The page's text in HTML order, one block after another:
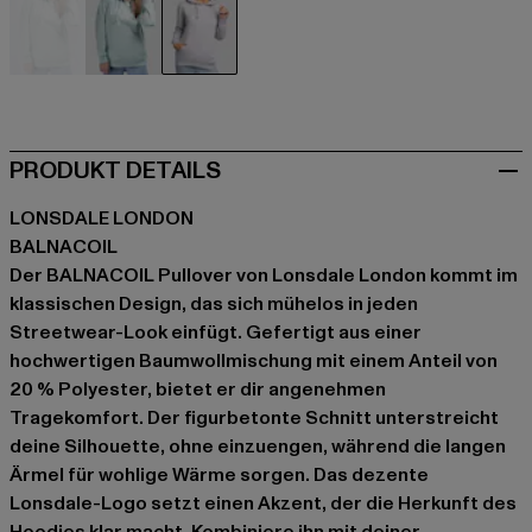
PRODUKT DETAILS
LONSDALE LONDON
BALNACOIL
Der BALNACOIL Pullover von Lonsdale London kommt im
klassischen Design, das sich mühelos in jeden
Streetwear-Look einfügt. Gefertigt aus einer
hochwertigen Baumwollmischung mit einem Anteil von
20 % Polyester, bietet er dir angenehmen
Tragekomfort. Der figurbetonte Schnitt unterstreicht
deine Silhouette, ohne einzuengen, während die langen
Ärmel für wohlige Wärme sorgen. Das dezente
Lonsdale-Logo setzt einen Akzent, der die Herkunft des